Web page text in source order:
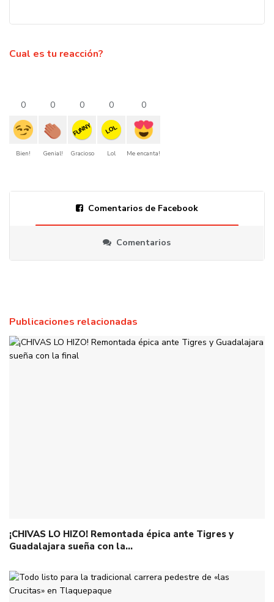
Cual es tu reacción?
0
Bien!
0
Genial!
0
FUNNY
Gracioso
0
LOL
Lol
0
Me encanta!
Comentarios de Facebook
Comentarios
Publicaciones relacionadas
¡CHIVAS LO HIZO! Remontada épica ante Tigres y
Guadalajara sueña con la…